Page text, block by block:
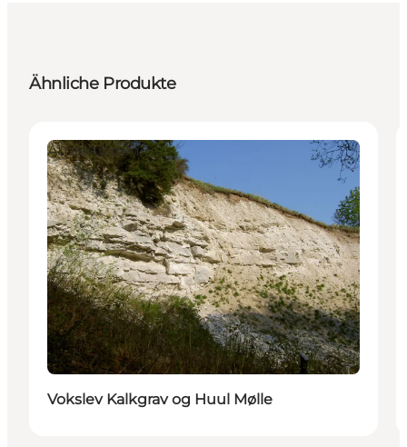
Ähnliche Produkte
Attraktionen
Vokslev Kalkgrav og Huul Mølle